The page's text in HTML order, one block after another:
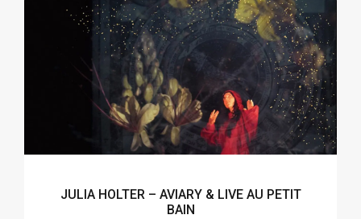
JULIA HOLTER – AVIARY & LIVE AU PETIT
BAIN